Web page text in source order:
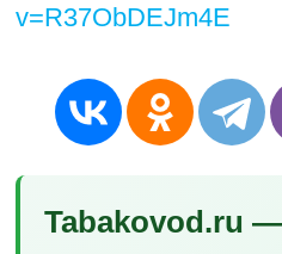
v=R37ObDEJm4E
Tabakovod.ru